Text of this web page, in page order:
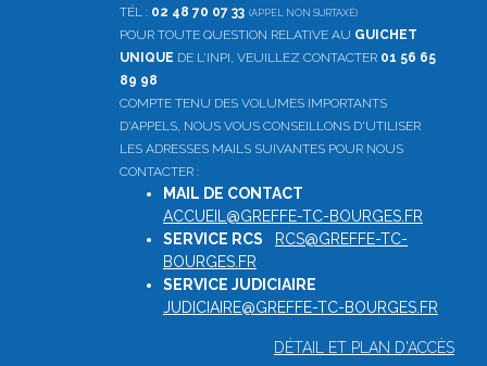
TÉL : 02 48 70 07 33 (APPEL NON SURTAXÉ)
POUR TOUTE QUESTION RELATIVE AU GUICHET
UNIQUE DE L'INPI, VEUILLEZ CONTACTER 01 56 65
89 98
COMPTE TENU DES VOLUMES IMPORTANTS
D'APPELS, NOUS VOUS CONSEILLONS D'UTILISER
LES ADRESSES MAILS SUIVANTES POUR NOUS
CONTACTER :
MAIL DE CONTACT
ACCUEIL@GREFFE-TC-BOURGES.FR
SERVICE RCS
RCS@GREFFE-TC-
BOURGES.FR
SERVICE JUDICIAIRE
JUDICIAIRE@GREFFE-TC-BOURGES.FR
DÉTAIL ET PLAN D'ACCÈS